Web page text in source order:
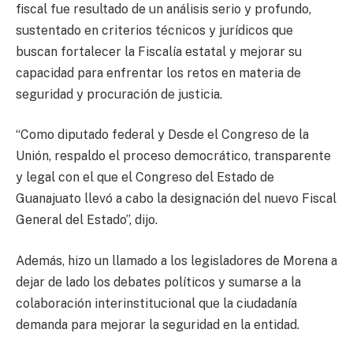
fiscal fue resultado de un análisis serio y profundo,
sustentado en criterios técnicos y jurídicos que
buscan fortalecer la Fiscalía estatal y mejorar su
capacidad para enfrentar los retos en materia de
seguridad y procuración de justicia.
“Como diputado federal y Desde el Congreso de la
Unión, respaldo el proceso democrático, transparente
y legal con el que el Congreso del Estado de
Guanajuato llevó a cabo la designación del nuevo Fiscal
General del Estado”, dijo.
Además, hizo un llamado a los legisladores de Morena a
dejar de lado los debates políticos y sumarse a la
colaboración interinstitucional que la ciudadanía
demanda para mejorar la seguridad en la entidad.